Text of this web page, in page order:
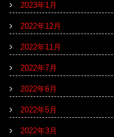
2023年1月
2022年12月
2022年11月
2022年7月
2022年6月
2022年5月
2022年3月